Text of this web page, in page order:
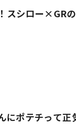
スシロー×GR
にポテチって